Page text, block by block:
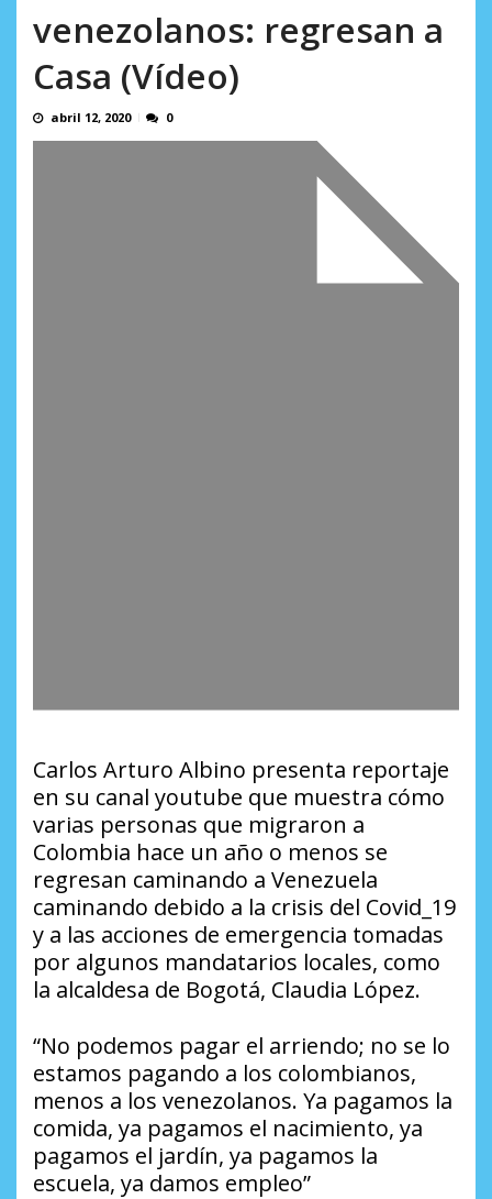
venezolanos: regresan a
Casa (Vídeo)
abril 12, 2020 0
Carlos Arturo Albino presenta reportaje
en su canal youtube que muestra cómo
varias personas que migraron a
Colombia hace un año o menos se
regresan caminando a Venezuela
caminando debido a la crisis del Covid_19
y a las acciones de emergencia tomadas
por algunos mandatarios locales, como
la alcaldesa de Bogotá, Claudia López.
“No podemos pagar el arriendo; no se lo
estamos pagando a los colombianos,
menos a los venezolanos. Ya pagamos la
comida, ya pagamos el nacimiento, ya
pagamos el jardín, ya pagamos la
escuela, ya damos empleo”